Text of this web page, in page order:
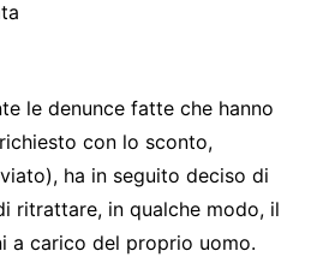
le denunce fatte che hanno
con lo sconto,
ha in seguito deciso di
ritrattare, in qualche modo, il
a carico del proprio uomo.